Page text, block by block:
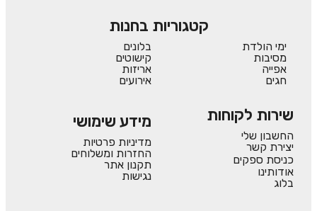
קטגוריות בחנות
ימי הולדת
מסיבות
אפייה
חגים
בלונים
קישוטים
אריזות
אירועים
שירות לקוחות
החשבון שלי
יצירת קשר
כניסת ספקים
אודותינו
בלוג
מידע שימושי
מדיניות פרטיות
החזרות ומשלוחים
תקנון אתר
נגישות